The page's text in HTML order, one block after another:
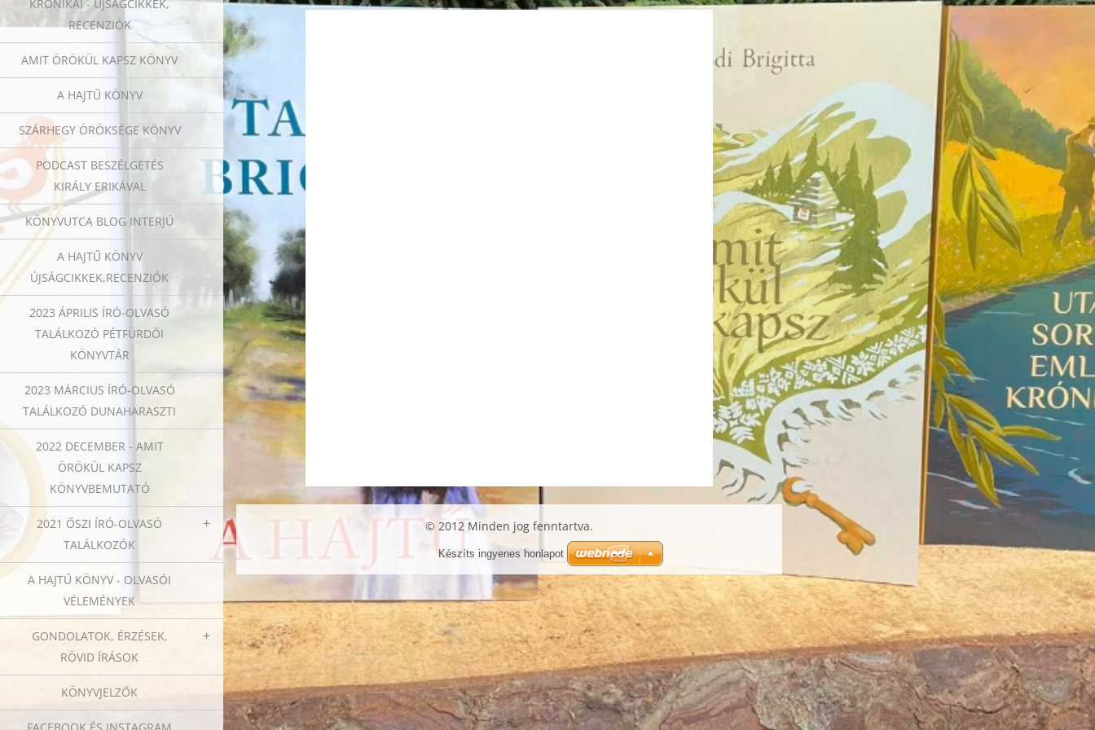
KRÓNIKÁI - ÚJSÁGCIKKEK,
RECENZIÓK
AMIT ÖRÖKÜL KAPSZ KÖNYV
A HAJTŰ KÖNYV
SZÁRHEGY ÖRÖKSÉGE KÖNYV
PODCAST BESZÉLGETÉS
KIRÁLY ERIKÁVAL
KÖNYVUTCA BLOG INTERJÚ
A HAJTŰ KÖNYV
ÚJSÁGCIKKEK,RECENZIÓK
2023 ÁPRILIS ÍRÓ-OLVASÓ
TALÁLKOZÓ PÉTFÜRDŐI
KÖNYVTÁR
2023 MÁRCIUS ÍRÓ-OLVASÓ
TALÁLKOZÓ DUNAHARASZTI
2022 DECEMBER - AMIT
ÖRÖKÜL KAPSZ
KÖNYVBEMUTATÓ
2021 ŐSZI ÍRÓ-OLVASÓ
TALÁLKOZÓK
A HAJTŰ KÖNYV - OLVASÓI
VÉLEMÉNYEK
GONDOLATOK, ÉRZÉSEK,
RÖVID ÍRÁSOK
KÖNYVJELZŐK
© 2012 Minden jog fenntartva.
Készíts ingyenes honlapot